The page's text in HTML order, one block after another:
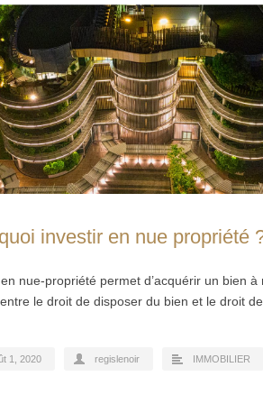
investir en nue propriété
en nue-propriété permet d’acquérir un bien
le droit de disposer du bien et le droit
1, 2020 regislenoir IMMOBILIER